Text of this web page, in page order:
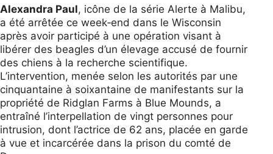
Alexandra Paul, icône de la série Alerte à Malibu,
a été arrêtée ce week‑end dans le Wisconsin
après avoir participé à une opération visant à
libérer des beagles d’un élevage accusé de fournir
des chiens à la recherche scientifique.
L’intervention, menée selon les autorités par une
cinquantaine à soixantaine de manifestants sur la
propriété de Ridglan Farms à Blue Mounds, a
entraîné l’interpellation de vingt personnes pour
intrusion, dont l’actrice de 62 ans, placée en garde
à vue et incarcérée dans la prison du comté de